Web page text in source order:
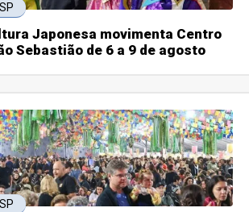
Japonesa movimenta Centro
Sebastião de 6 a 9 de agosto